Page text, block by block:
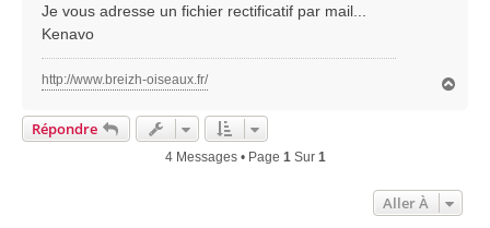
a
g
e
Je vous adresse un fichier rectificatif par mail...
Kenavo
http://www.breizh-oiseaux.fr/
Répondre
4 Messages • Page 1 Sur 1
Aller À